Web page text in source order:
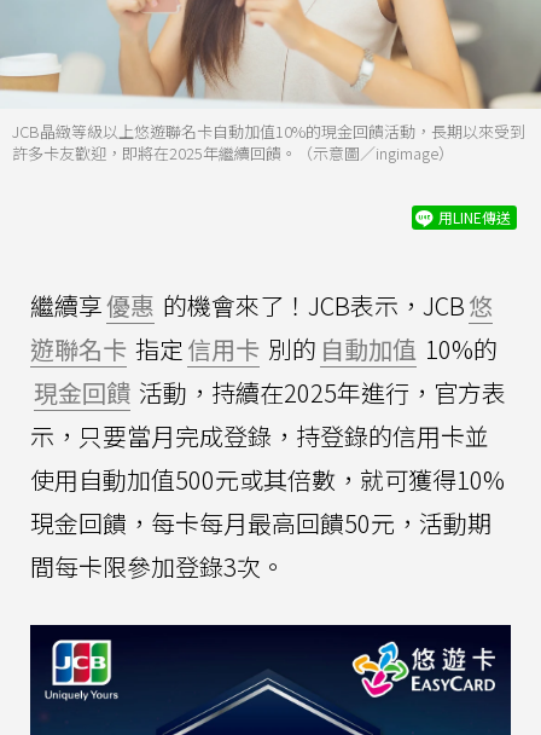
JCB晶緻等級以上悠遊聯名卡自動加值10%的現金回饋活動，長期以來受到
許多卡友歡迎，即將在2025年繼續回饋。（示意圖／ingimage）
用LINE傳送
繼續享優惠 的機會來了！JCB表示，JCB悠
遊聯名卡 指定 信用卡 別的 自動加值 10%的
現金回饋 活動，持續在2025年進行，官方表
示，只要當月完成登錄，持登錄的信用卡並
使用自動加值500元或其倍數，就可獲得10%
現金回饋，每卡每月最高回饋50元，活動期
間每卡限參加登錄3次。